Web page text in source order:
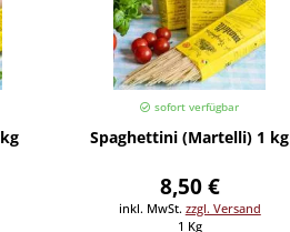
sofort verfügbar
Spaghettini (Martelli) 1 kg
8,50 €
inkl. MwSt. zzgl. Versand
1 Kg